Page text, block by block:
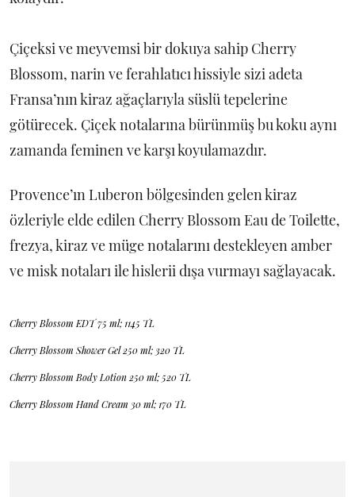
Çiçeksi ve meyvemsi bir dokuya sahip Cherry
Blossom, narin ve ferahlatıcı hissiyle sizi adeta
Fransa’nın kiraz ağaçlarıyla süslü tepelerine
götürecek. Çiçek notalarına bürünmüş bu koku aynı
zamanda feminen ve karşı koyulamazdır.
Provence’ın Luberon bölgesinden gelen kiraz
özleriyle elde edilen Cherry Blossom Eau de Toilette,
frezya, kiraz ve müge notalarını destekleyen amber
ve misk notaları ile hislerii dışa vurmayı sağlayacak.
Cherry Blossom EDT 75 ml; 1145 TL
Cherry Blossom Shower Gel 250 ml; 320 TL
Cherry Blossom Body Lotion 250 ml; 520 TL
Cherry Blossom Hand Cream 30 ml; 170 TL